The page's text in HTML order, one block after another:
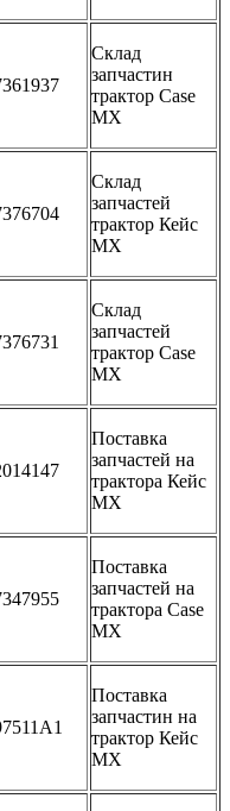
Склад
запчастин
трактор Case
MX
Склад
запчастей
трактор Кейс
МХ
Склад
запчастей
трактор Case
MX
Поставка
запчастей на
трактора Кейс
МХ
Поставка
запчастей на
трактора Case
MX
Поставка
запчастин на
трактор Кейс
МХ